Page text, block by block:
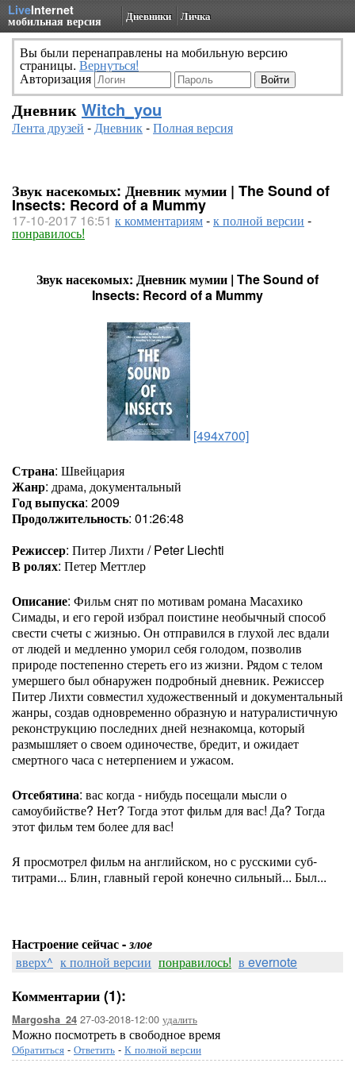
LiveInternet
мобильная версия Дневники Личка
Вы были перенаправлены на мобильную версию
страницы. Вернуться!
Авторизация
Дневник Witch_you
Лента друзей -Дневник-Полная версия
Звук насекомых: Дневник мумии | The Sound of
Insects: Record of a Mummy
17-10-2017 16:51 к комментариям-к полной версии -
понравилось!
Звук насекомых: Дневник мумии | The Sound of
Insects: Record of a Mummy
[494x700]
Страна: Швейцария
Жанр: драма, документальный
Год выпуска: 2009
Продолжительность: 01:26:48
Режиссер: Питер Лихти / Peter Liechti
В ролях: Петер Меттлер
Описание: Фильм снят по мотивам романа Масахико
Симады, и его герой избрал поистине необычный способ
свести счеты с жизнью. Он отправился в глухой лес вдали
от людей и медленно уморил себя голодом, позволив
природе постепенно стереть его из жизни. Рядом с телом
умершего был обнаружен подробный дневник. Режиссер
Питер Лихти совместил художественный и документальный
жанры, создав одновременно образную и натуралистичную
реконструкцию последних дней незнакомца, который
размышляет о своем одиночестве, бредит, и ожидает
смертного часа с нетерпением и ужасом.
Отсебятина: вас когда - нибудь посещали мысли о
самоубийстве? Нет? Тогда этот фильм для вас! Да? Тогда
этот фильм тем более для вас!
Я просмотрел фильм на английском, но с русскими суб-
титрами... Блин, главный герой конечно сильный... Был...
Настроение сейчас -злое
вверх^ к полной версии понравилось! в evernote
Комментарии (1):
Margosha_24 27-03-2018-12:00 удалить
Можно посмотреть в свободное время
Обратиться - Ответить - К полной версии